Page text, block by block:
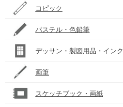
コピック
パステル・色鉛筆
デッサン・製図用品・インク
画筆
スケッチブック・画紙